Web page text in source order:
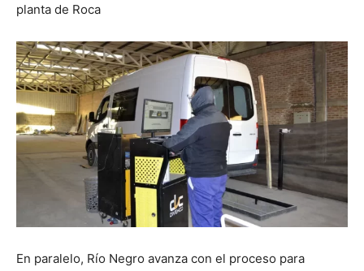
planta de Roca
En paralelo, Río Negro avanza con el proceso para